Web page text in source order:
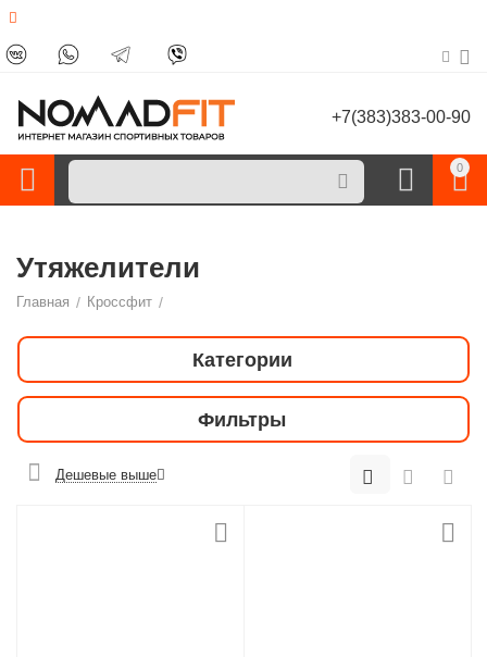
+7(383)383-00-90
0
Утяжелители
Главная / Кроссфит /
Категории
Фильтры
Дешевые выше